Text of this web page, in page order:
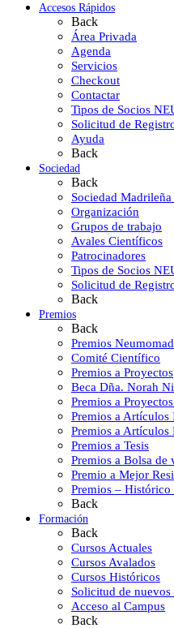
Accesos Rápidos
Back
Área Privada
Agenda
Servicios
Checkout
Contactar
Tipos de Socios
Solicitud de
Ayuda
Back
Sociedad
Back
Sociedad
Organización
Grupos de trabajo
Avales Científicos
Patrocinadores
Tipos de Socios
Solicitud de
Back
Premios
Back
Premios
Comité Científico
Premios a Proyectos
Beca Dña. Norah
Premios a
Premios a Artículos
Premios a Artículos
Premios a Tesis
Premios a Bolsa de
Premio a Mejor
Premios –
Back
Formación
Back
Cursos Actuales
Cursos Avalados
Cursos Históricos
Solicitud de nuevos
Acceso al Campus
Back